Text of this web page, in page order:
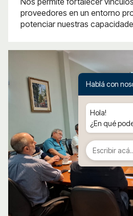
proveedores en un entorno
potenciar nuestras
Hablá con
Hola!
¿En qué